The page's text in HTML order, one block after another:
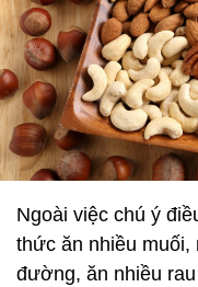
Ngoài việc chú ý
thức ăn nhiều muối,
đường, ăn nhiều